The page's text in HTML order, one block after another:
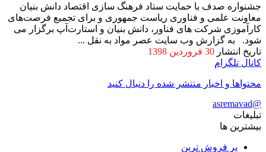
جشنواره صدف با حمایت ستاد فرهنگ سازی اقتصاد دانش بنیان
معاونت علمی و فناوری ریاست جمهوری و برای تجمیع فرصت‌های
کارآموزی شرکت های فناور، دانش بنیان و استارت‌آپ برگزار می
شود. به گزارش وب سایت عصر مواد به نقل ...
تاریخ انتشار 30 فروردین 1398
کانال تلگرام
محتواها و اخبار منتشر شده را دنبال کنید
@asremavad
تبلیغات
بیشترین ها
پر فروش ترین